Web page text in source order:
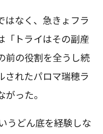
はなく、急きょフラ
「トライはその副産
前の役割を全うし続
されたパロマ瑞穂ラ
った。
うどん底を経験しな